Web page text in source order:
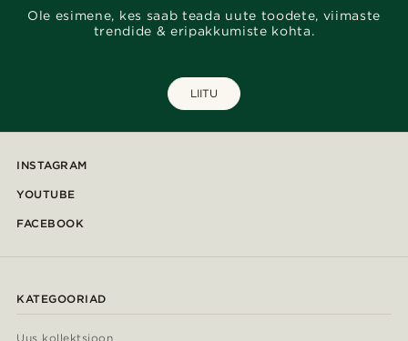
Ole esimene, kes saab teada uute toodete, viimaste
trendide & eripakkumiste kohta.
LIITU
INSTAGRAM
YOUTUBE
FACEBOOK
KATEGOORIAD
Uus kollektsioon